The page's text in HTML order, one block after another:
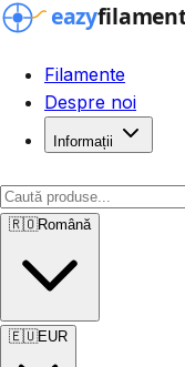
Filamente
Despre noi
Informații
🇷🇴Română
🇪🇺EUR